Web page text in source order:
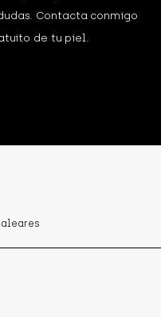
Contacta conmigo
de tu piel.